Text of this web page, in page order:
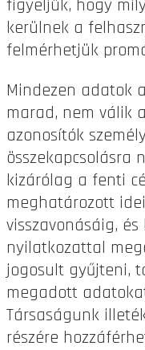
figyeljük, hogy
kerülnek a
felmérhetjük
Mindezen adatok
marad, nem válik
azonosítók
összekapcsolásra
kizárólag a fenti
meghatározott
visszavonásáig,
nyilatkozattal
jogosult gyűjteni,
megadott
Társaságunk
részére